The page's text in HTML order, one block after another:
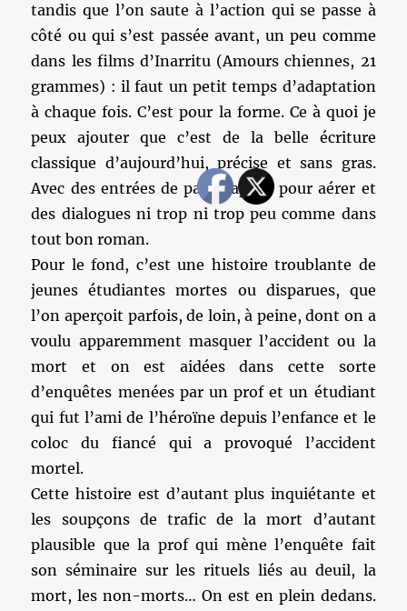
tandis que l’on saute à l’action qui se passe à
côté ou qui s’est passée avant, un peu comme
dans les films d’Inarritu (Amours chiennes, 21
grammes) : il faut un petit temps d’adaptation
à chaque fois. C’est pour la forme. Ce à quoi je
peux ajouter que c’est de la belle écriture
classique d’aujourd’hui, précise et sans gras.
Avec des entrées de paragraphes pour aérer et
des dialogues ni trop ni trop peu comme dans
tout bon roman.
Pour le fond, c’est une histoire troublante de
jeunes étudiantes mortes ou disparues, que
l’on aperçoit parfois, de loin, à peine, dont on a
voulu apparemment masquer l’accident ou la
mort et on est aidées dans cette sorte
d’enquêtes menées par un prof et un étudiant
qui fut l’ami de l’héroïne depuis l’enfance et le
coloc du fiancé qui a provoqué l’accident
mortel.
Cette histoire est d’autant plus inquiétante et
les soupçons de trafic de la mort d’autant
plausible que la prof qui mène l’enquête fait
son séminaire sur les rituels liés au deuil, la
mort, les non-morts… On est en plein dedans.